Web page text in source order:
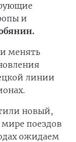
и
менять
линии
новый,
поездов
ожидаем